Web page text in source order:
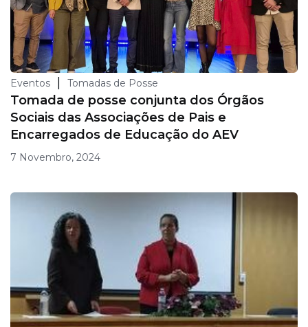
Eventos Tomadas de Posse
Tomada de posse conjunta dos Órgãos
Sociais das Associações de Pais e
Encarregados de Educação do AEV
7 Novembro, 2024